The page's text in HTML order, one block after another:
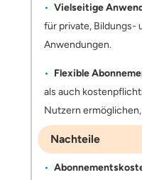
Vielseitige
für private, Bildungs-
Anwendungen.
Flexible
als auch
Nutzern
Nachteile